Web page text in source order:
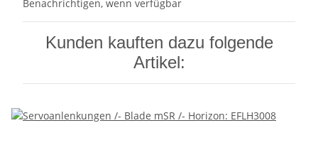
Benachrichtigen, wenn verfügbar
Kunden kauften dazu folgende
Artikel: